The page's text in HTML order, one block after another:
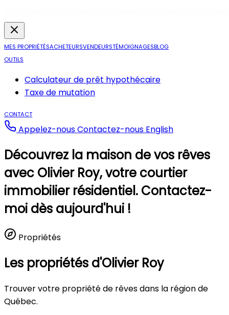
MES PROPRIÉTÉSACHETEURSVENDEURSTÉMOIGNAGESBLOG
OUTILS
Calculateur de prêt hypothécaire
Taxe de mutation
CONTACT
Appelez-nousContactez-nous English
Découvrez la maison de vos rêves
avec Olivier Roy, votre courtier
immobilier résidentiel. Contactez-
moi dès aujourd'hui !
Propriétés
Les propriétés d'Olivier Roy
Trouver votre propriété de rêves dans la région de
Québec.